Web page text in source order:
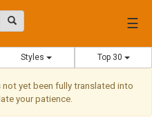
☰
Styles Top 30
yet been fully translated into
your patience.